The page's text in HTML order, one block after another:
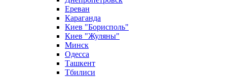
Ереван
Караганда
Киев "Борисполь"
Киев "Жуляны"
Минск
Одесса
Ташкент
Тбилиси